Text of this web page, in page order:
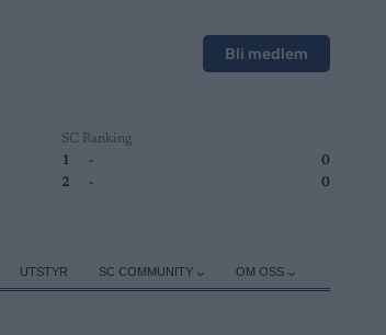
Bli medlem
SC Ranking
1
-
0
2
- 0
UTSTYR SC COMMUNITY OM OSS